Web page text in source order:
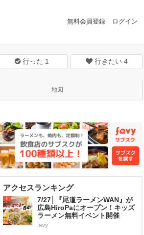
無料会員登録 ログイン
行った 1 行きたい 4
地図
アクセスランキング
1
7/27│『尾道ラーメンWAN』が
広島HiroPaにオープン！キッズ
ラーメン無料イベント開催
favy